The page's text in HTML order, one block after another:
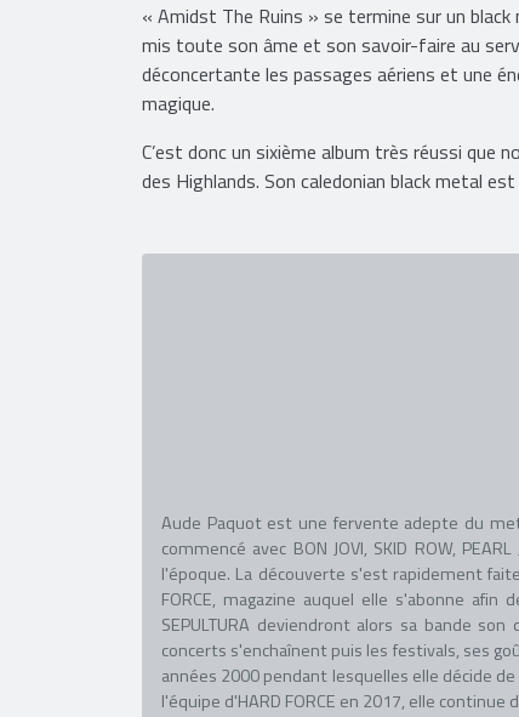
« Amidst The Ruins » se termine sur un
mis toute son âme et son savoir-faire au
déconcertante les passages aériens et une
magique.
C’est donc un sixième album très réussi que
des Highlands. Son caledonian black metal
Aude Paquot est une fervente adepte du
commencé avec BON JOVI, SKID ROW,
l'époque. La découverte s'est rapidement
FORCE, magazine auquel elle s'abonne afin
SEPULTURA deviendront alors sa bande
concerts s'enchaînent puis les festivals, ses
années 2000 pendant lesquelles elle décide
l'équipe d'HARD FORCE en 2017, elle